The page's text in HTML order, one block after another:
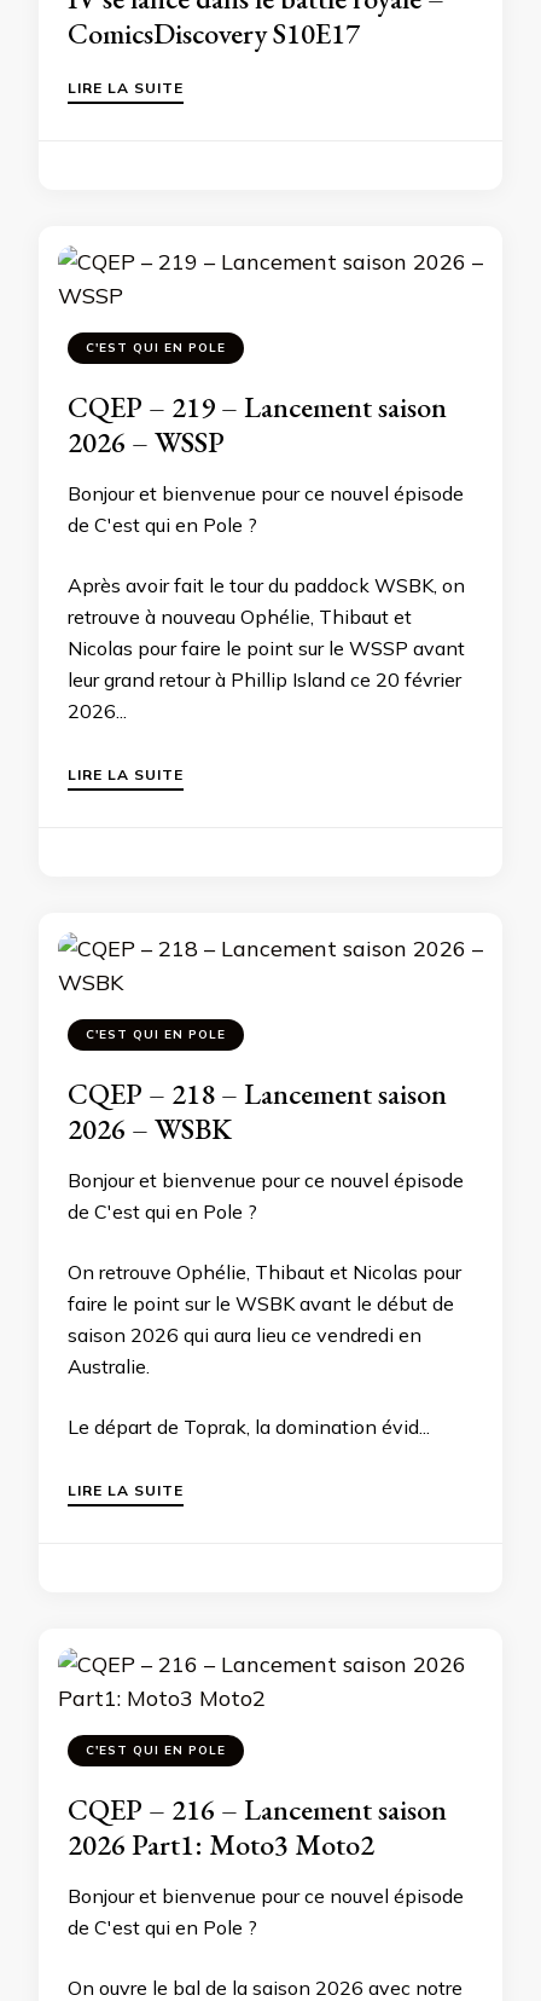
ComicsDiscovery S10E17
LIRE LA SUITE
C'EST QUI EN POLE
CQEP – 219 – Lancement saison
2026 – WSSP
Bonjour et bienvenue pour ce nouvel épisode
de C'est qui en Pole ?
Après avoir fait le tour du paddock WSBK, on
retrouve à nouveau Ophélie, Thibaut et
Nicolas pour faire le point sur le WSSP avant
leur grand retour à Phillip Island ce 20 février
2026...
LIRE LA SUITE
C'EST QUI EN POLE
CQEP – 218 – Lancement saison
2026 – WSBK
Bonjour et bienvenue pour ce nouvel épisode
de C'est qui en Pole ?
On retrouve Ophélie, Thibaut et Nicolas pour
faire le point sur le WSBK avant le début de
saison 2026 qui aura lieu ce vendredi en
Australie.
Le départ de Toprak, la domination évid...
LIRE LA SUITE
C'EST QUI EN POLE
CQEP – 216 – Lancement saison
2026 Part1: Moto3 Moto2
Bonjour et bienvenue pour ce nouvel épisode
de C'est qui en Pole ?
On ouvre le bal de la saison 2026 avec notre